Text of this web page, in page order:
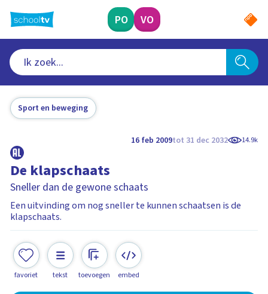
naar
hoofdinhoud
PO VO
Sport en beweging
16 feb 2009tot 31 dec 2032 14.9k
De klapschaats
Sneller dan de gewone schaats
Een uitvinding om nog sneller te kunnen schaatsen is de
klapschaats.
favoriet tekst toevoegen embed